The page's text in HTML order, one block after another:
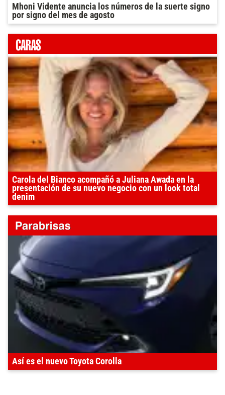
Mhoni Vidente anuncia los números de la suerte signo
por signo del mes de agosto
Carola del Bianco acompañó a Juliana Awada en la
presentación de su nuevo negocio con un look total
denim
Así es el nuevo Toyota Corolla